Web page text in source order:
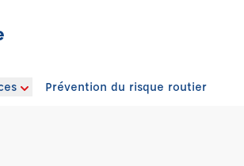
Prévention du risque routier